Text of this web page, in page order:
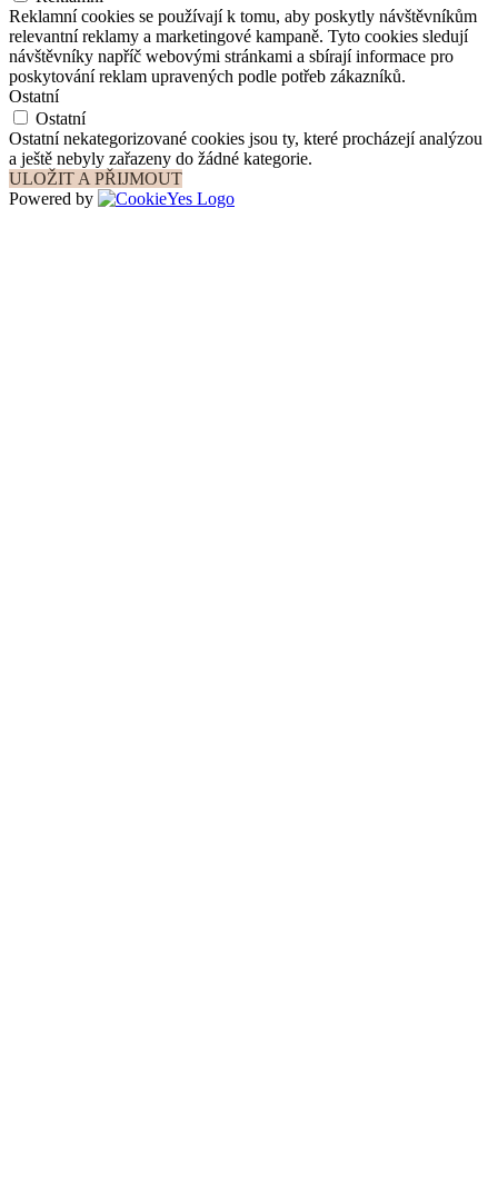
Reklamní cookies se používají k tomu, aby poskytly návštěvníkům
relevantní reklamy a marketingové kampaně. Tyto cookies sledují
návštěvníky napříč webovými stránkami a sbírají informace pro
poskytování reklam upravených podle potřeb zákazníků.
Ostatní
Ostatní
Ostatní nekategorizované cookies jsou ty, které procházejí analýzou
a ještě nebyly zařazeny do žádné kategorie.
ULOŽIT A PŘIJMOUT
Powered by